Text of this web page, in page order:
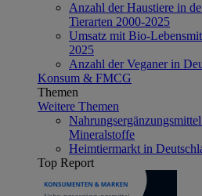
Anzahl der Haustiere in
Tierarten 2000-2025
Umsatz mit Bio-
2025
Anzahl der Veganer in
Konsum & FMCG
Themen
Weitere Themen
Mineralstoffe
Heimtiermarkt in
Top Report